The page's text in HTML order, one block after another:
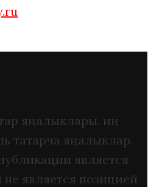
яңалыклары. иң
татарча яңалыклар.
является
является позицией